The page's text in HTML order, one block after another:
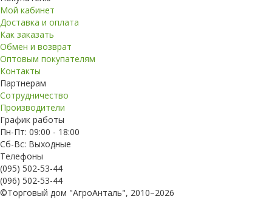
Мой кабинет
Доставка и оплата
Как заказать
Обмен и возврат
Оптовым покупателям
Контакты
Партнерам
Сотрудничество
Производители
График работы
Пн-Пт: 09:00 - 18:00
Сб-Вс: Выходные
Телефоны
(095) 502-53-44
(096) 502-53-44
©Торговый дом "АгроАнталь", 2010–2026